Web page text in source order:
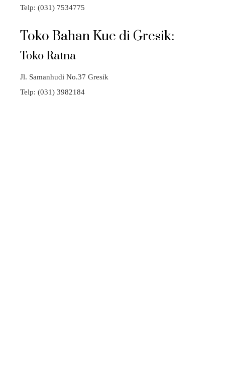
Telp: (031) 7534775
Toko Bahan Kue di Gresik:
Toko Ratna
Jl. Samanhudi No.37 Gresik
Telp: (031) 3982184